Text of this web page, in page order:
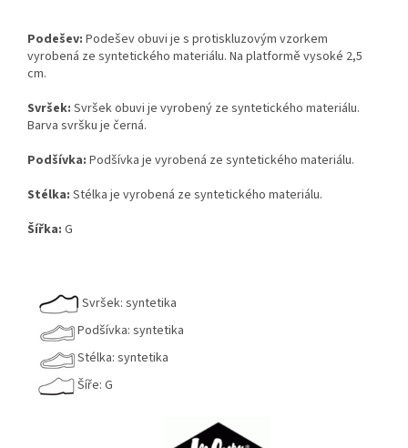
Podešev: Podešev obuvi je s protiskluzovým vzorkem
vyrobená ze syntetického materiálu. Na platformě vysoké 2,5
cm.
Svršek: Svršek obuvi je vyrobený ze syntetického materiálu.
Barva svršku je černá.
Podšívka: Podšívka je vyrobená ze syntetického materiálu.
Stélka: Stélka je vyrobená ze syntetického materiálu.
Šířka: G
Svršek: syntetika
Podšívka: syntetika
Stélka: syntetika
Šíře: G